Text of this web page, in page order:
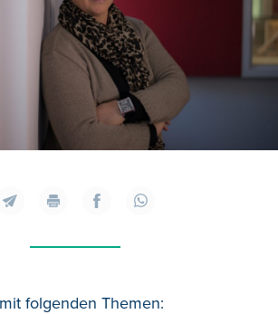
folgenden Themen: